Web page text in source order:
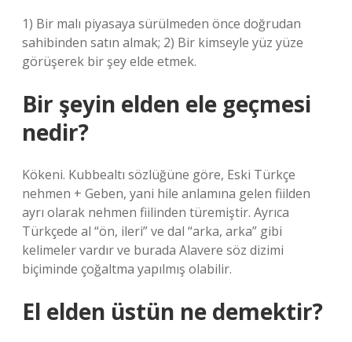
1) Bir malı piyasaya sürülmeden önce doğrudan
sahibinden satın almak; 2) Bir kimseyle yüz yüze
görüşerek bir şey elde etmek.
Bir şeyin elden ele geçmesi
nedir?
Kökeni. Kubbealtı sözlüğüne göre, Eski Türkçe
nehmen + Geben, yani hile anlamına gelen fiilden
ayrı olarak nehmen fiilinden türemiştir. Ayrıca
Türkçede al “ön, ileri” ve dal “arka, arka” gibi
kelimeler vardır ve burada Alavere söz dizimi
biçiminde çoğaltma yapılmış olabilir.
El elden üstün ne demektir?